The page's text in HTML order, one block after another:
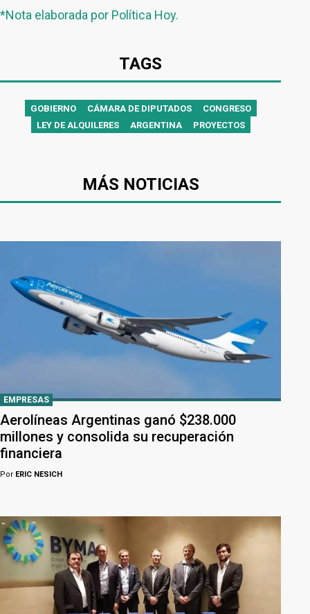
*Nota elaborada por Política Hoy.
TAGS
GOBIERNO CÁMARA DE DIPUTADOS
CONGRESO
LEY DE ALQUILERES
ARGENTINA PROYECTOS
MÁS NOTICIAS
EMPRESAS
Aerolíneas Argentinas ganó $238.000
millones y consolida su recuperación
financiera
Por ERIC NESICH